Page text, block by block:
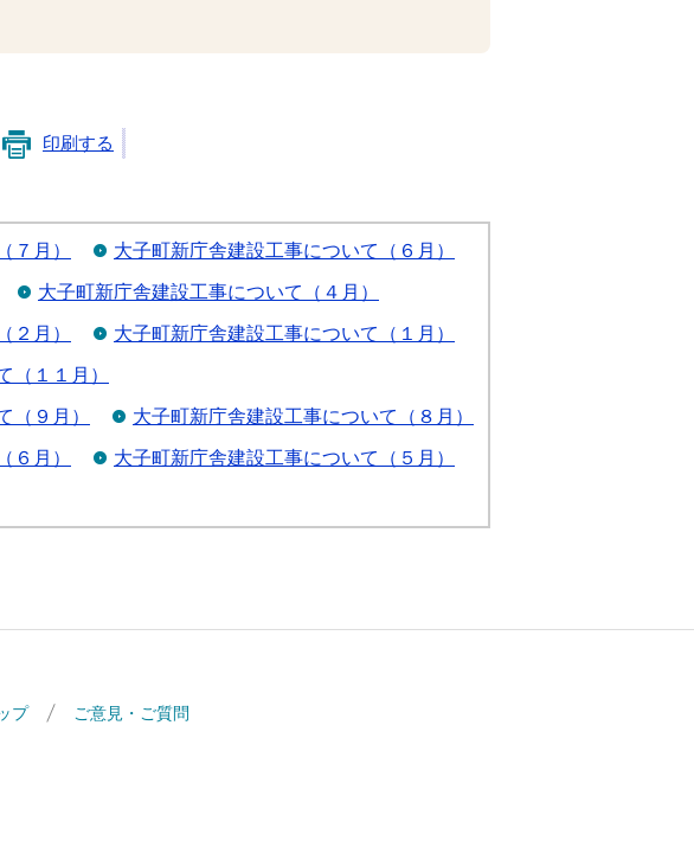
印刷する
７月） 大子町新庁舎建設工事について（６月）
大子町新庁舎建設工事について（４月）
２月） 大子町新庁舎建設工事について（１月）
（１１月）
（９月） 大子町新庁舎建設工事について（８月）
６月） 大子町新庁舎建設工事について（５月）
プ ご意見・ご質問